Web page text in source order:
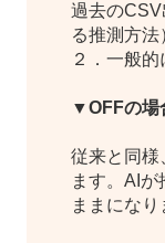
過去の
る推測方法
２．一般
▼OFFの場
従来と同様
ます。AI
ままになり